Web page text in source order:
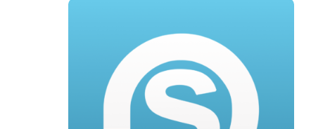
Berichten & Delen
Deel eenvoudig berichten,
bestanden of een oproep
Groepen